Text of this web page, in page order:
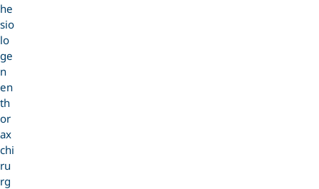
he
sio
lo
ge
n
en
th
or
ax
chi
ru
rg